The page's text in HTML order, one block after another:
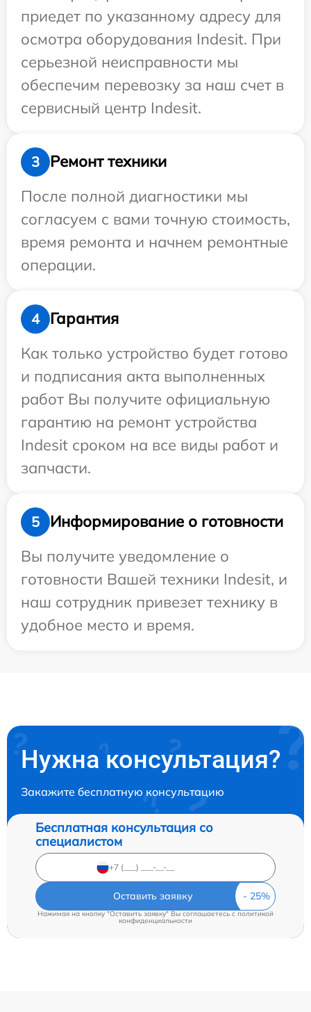
приедет по указанному адресу для
осмотра оборудования Indesit. При
серьезной неисправности мы
обеспечим перевозку за наш счет в
сервисный центр Indesit.
3
Ремонт техники
После полной диагностики мы
согласуем с вами точную стоимость,
время ремонта и начнем ремонтные
операции.
4
Гарантия
Как только устройство будет готово
и подписания акта выполненных
работ Вы получите официальную
гарантию на ремонт устройства
Indesit сроком на все виды работ и
запчасти.
5
Информирование о готовности
Вы получите уведомление о
готовности Вашей техники Indesit, и
наш сотрудник привезет технику в
удобное место и время.
Нужна консультация?
Закажите бесплатную консультацию
Бесплатная консультация со
специалистом
Оставить заявку
Нажимая на кнопку "Оставить заявку" Вы соглашаетесь cполитикой
конфиденциальности